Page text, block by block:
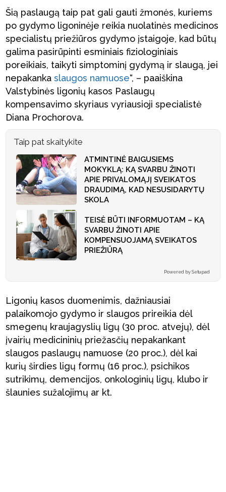
Šią paslaugą taip pat gali gauti žmonės, kuriems
po gydymo ligoninėje reikia nuolatinės medicinos
specialistų priežiūros gydymo įstaigoje, kad būtų
galima pasirūpinti esminiais fiziologiniais
poreikiais, taikyti simptominį gydymą ir slaugą, jei
nepakankaslaugos namuose“, – paaiškina
Valstybinės ligonių kasos Paslaugų
kompensavimo skyriaus vyriausioji specialistė
Diana Prochorova.
Taip pat skaitykite
ATMINTINĖ BAIGUSIEMS
MOKYKLĄ: KĄ SVARBU ŽINOTI
APIE PRIVALOMĄJĮ SVEIKATOS
DRAUDIMĄ, KAD NESUSIDARYTŲ
SKOLA
TEISĖ BŪTI INFORMUOTAM – KĄ
SVARBU ŽINOTI APIE
KOMPENSUOJAMĄ SVEIKATOS
PRIEŽIŪRĄ
Powered by Setupad
Ligonių kasos duomenimis, dažniausiai
palaikomojo gydymo ir slaugos prireikia dėl
smegenų kraujagyslių ligų (30 proc. atvejų), dėl
įvairių medicininių priežasčių nepakankant
slaugos paslaugų namuose (20 proc.), dėl kai
kurių širdies ligų formų (16 proc.), psichikos
sutrikimų, demencijos, onkologinių ligų, klubo ir
šlaunies sužalojimų ar kt.